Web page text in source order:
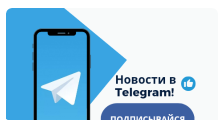
https://t.me/minskctvby